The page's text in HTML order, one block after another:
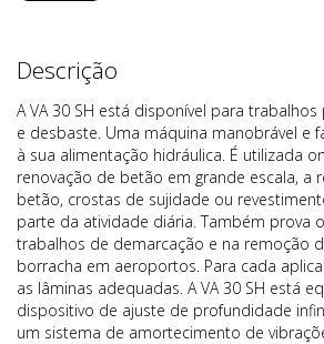
Descrição
A VA 30 SH está disponível para
e desbaste. Uma máquina manobrável e
à sua alimentação hidráulica. É utilizada
renovação de betão em grande escala, a
betão, crostas de sujidade ou
parte da atividade diária. Também prova
trabalhos de demarcação e na remoção
borracha em aeroportos. Para cada
as lâminas adequadas. A VA 30 SH está
dispositivo de ajuste de profundidade
um sistema de amortecimento de